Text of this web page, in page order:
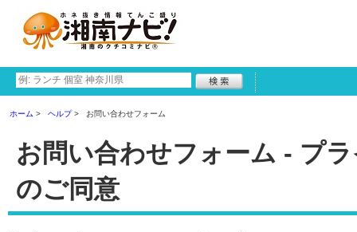
ホーム ヘルプ お問い合わせフォーム
お問い合わせフォーム - プ
のご同意